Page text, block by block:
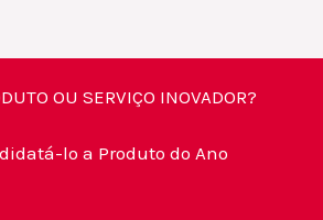
OU SERVIÇO INOVADOR?
lo a Produto do Ano